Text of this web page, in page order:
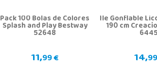
Pack 100 Bolas de Colores
Splash and Play Bestway
52648
11,99 €
Île Gonflable
190 cm 6445
14,